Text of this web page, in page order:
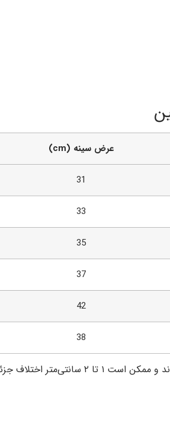
عرض سینه (cm)
31
33
35
37
42
38
جزئی وجود داشته باشد.